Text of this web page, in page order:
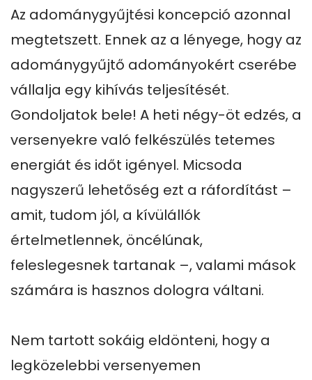
Az adománygyűjtési koncepció azonnal
megtetszett. Ennek az a lényege, hogy az
adománygyűjtő adományokért cserébe
vállalja egy kihívás teljesítését.
Gondoljatok bele! A heti négy-öt edzés, a
versenyekre való felkészülés tetemes
energiát és időt igényel. Micsoda
nagyszerű lehetőség ezt a ráfordítást –
amit, tudom jól, a kívülállók
értelmetlennek, öncélúnak,
feleslegesnek tartanak –, valami mások
számára is hasznos dologra váltani.
Nem tartott sokáig eldönteni, hogy a
legközelebbi versenyemen